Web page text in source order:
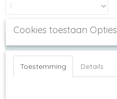
Cookies toestaan Opties
Toestemming Details